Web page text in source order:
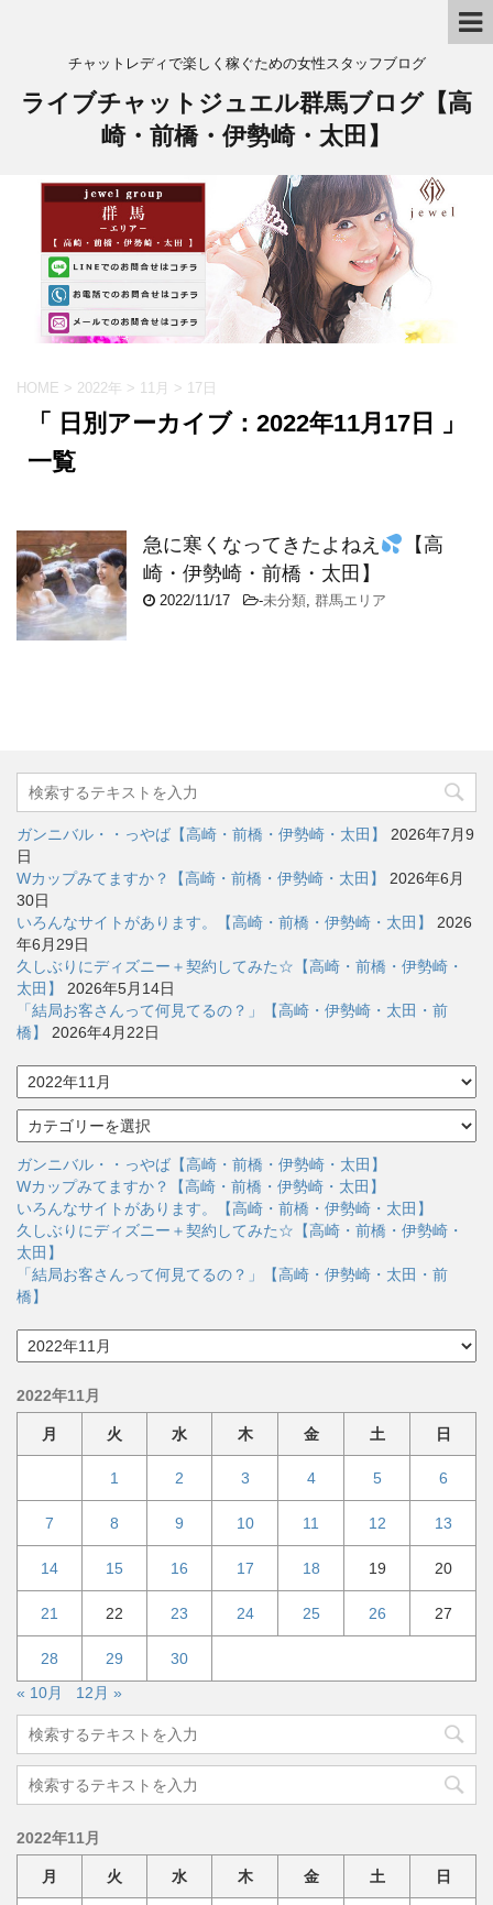
チャットレディで楽しく稼ぐための女性スタッフブログ
ライブチャットジュエル群馬ブログ【高
崎・前橋・伊勢崎・太田】
HOME > 2022年 > 11月 > 17日
「 日別アーカイブ：2022年11月17日 」
一覧
急に寒くなってきたよねえ
【高
崎・伊勢崎・前橋・太田】
2022/11/17 -未分類, 群馬エリア
ガンニバル・・っやば【高崎・前橋・伊勢崎・太田】
2026年7月9
日
Wカップみてますか？【高崎・前橋・伊勢崎・太田】
2026年6月
30日
いろんなサイトがあります。【高崎・前橋・伊勢崎・太田】
2026
年6月29日
久しぶりにディズニー＋契約してみた☆【高崎・前橋・伊勢崎・
太田】
2026年5月14日
「結局お客さんって何見てるの？」【高崎・伊勢崎・太田・前
橋】
2026年4月22日
ア
ー
カ
イ
ブ
カ
テ
ゴ
リ
ー
ガンニバル・・っやば【高崎・前橋・伊勢崎・太田】
Wカップみてますか？【高崎・前橋・伊勢崎・太田】
いろんなサイトがあります。【高崎・前橋・伊勢崎・太田】
久しぶりにディズニー＋契約してみた☆【高崎・前橋・伊勢崎・
太田】
「結局お客さんって何見てるの？」【高崎・伊勢崎・太田・前
橋】
ア
ー
イ
2022年11月
月 火 水 木 金 土 日
1 2 3 4 5 6
7 8 9 10 11 12 13
14 15 16 17 18 19 20
21 22 23 24 25 26 27
28 29
30
« 10月
12月 »
2022年11月
月 火 水 木 金 土 日